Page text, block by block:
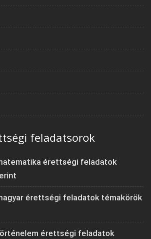
feladatsorok
érettségi feladatok
érettségi feladatok témakörök
érettségi feladatok